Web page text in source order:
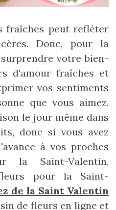
fraîches peut refléter
Donc, pour la
votre bien-
d'amour fraîches et
vos sentiments
que vous aimez.
le jour même dans
donc si vous avez
à vos proches
la Saint-Valentin,
pour la Saint-
de la Saint Valentin
de fleurs en ligne et